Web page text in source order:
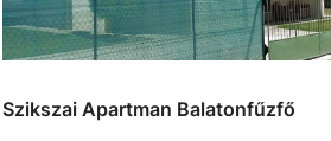
Szikszai Apartman Balatonfűzfő